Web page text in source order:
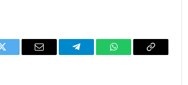
Twitter Email Telegram WhatsAppCopy